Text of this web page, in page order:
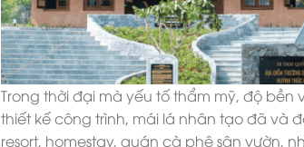
Trong thời đại mà yếu tố thẩm mỹ, độ
thiết kế công trình, mái lá nhân tạo đã và
resort, homestay, quán cà phê sân vườn,